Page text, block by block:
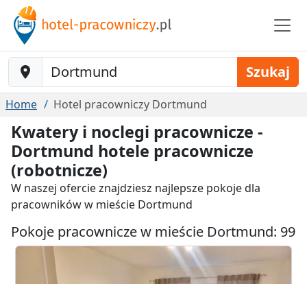
Baustelle-Location Szukaj
Home Hotel pracowniczy Dortmund
Kwatery i noclegi pracownicze -
Dortmund hotele pracownicze
(robotnicze)
W naszej ofercie znajdziesz najlepsze pokoje dla
pracowników w mieście Dortmund
Pokoje pracownicze w mieście Dortmund: 99